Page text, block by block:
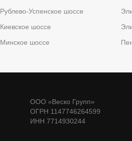
Рублево-Успенское шоссе
Киевское шоссе
Минское шоссе
ООО «Веско Групп»
ОГРН 1147746264599
ИНН 7714930244